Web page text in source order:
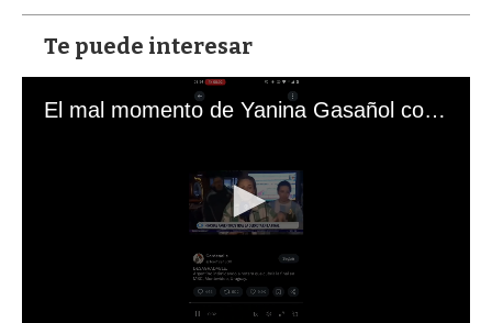
Te puede interesar
El mal momento de Yanina Gasañol con un hincha argentino en "Subrayado"